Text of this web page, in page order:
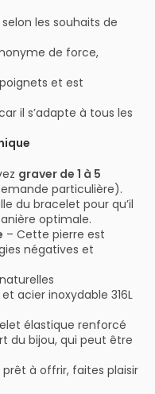
selon les souhaits de
de force,
et est
il s’adapte à tous les
graver de 1 à 5
particulière).
du bracelet pour qu’il
optimale.
– Cette pierre est
négatives et
acier inoxydable 316L
élastique renforcé
du bijou, qui peut être
prêt à offrir, faites plaisir